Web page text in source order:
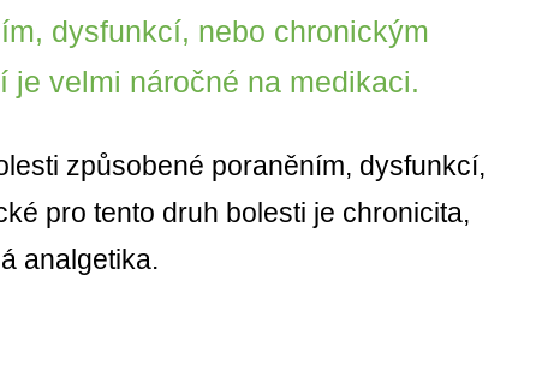
dysfunkcí, nebo chronickým
velmi náročné na medikaci.
způsobené poraněním, dysfunkcí,
pro tento druh bolesti je chronicita,
analgetika.